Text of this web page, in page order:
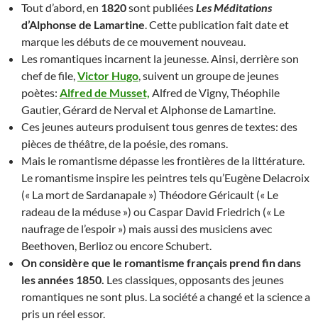
Tout d’abord, en 1820sont publiéesLes Méditations
d’Alphonse de Lamartine. Cette publication fait date et
marque les débuts de ce mouvement nouveau.
Les romantiques incarnent la jeunesse. Ainsi, derrière son
chef de file,Victor Hugo, suivent un groupe de jeunes
poètes: Alfred de Musset, Alfred de Vigny, Théophile
Gautier, Gérard de Nerval et Alphonse de Lamartine.
Ces jeunes auteurs produisent tous genres de textes: des
pièces de théâtre, de la poésie, des romans.
Mais le romantisme dépasse les frontières de la littérature.
Le romantisme inspire les peintres tels qu’Eugène Delacroix
(« La mort de Sardanapale ») Théodore Géricault (« Le
radeau de la méduse ») ou Caspar David Friedrich (« Le
naufrage de l’espoir ») mais aussi des musiciens avec
Beethoven, Berlioz ou encore Schubert.
On considère que le romantisme français prend fin dans
les années 1850. Les classiques, opposants des jeunes
romantiques ne sont plus. La société a changé et la science a
pris un réel essor.